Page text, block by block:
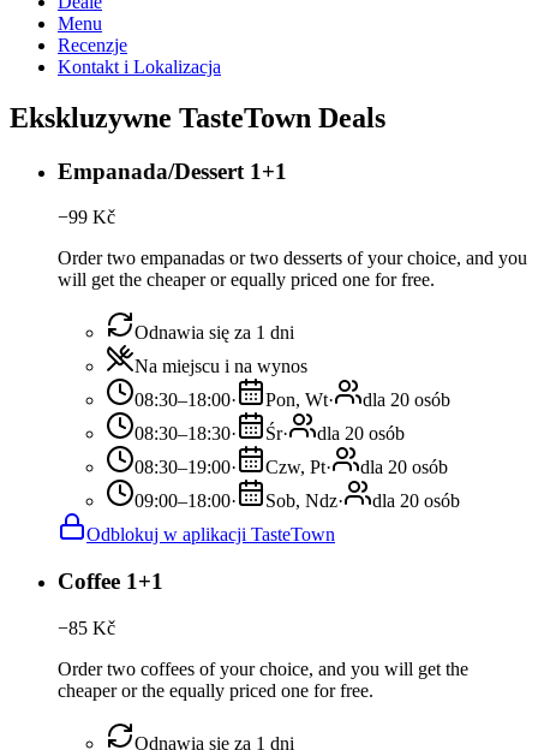
Menu
Recenzje
Kontakt i Lokalizacja
Ekskluzywne TasteTown Deals
Empanada/Dessert 1+1
−99 Kč
Order two empanadas or two desserts of your choice, and you
will get the cheaper or equally priced one for free.
Odnawia się za 1 dni
Na miejscu i na wynos
08:30–18:00· Pon, Wt·
dla 20 osób
08:30–18:30· Śr·
dla 20 osób
08:30–19:00· Czw, Pt·
dla 20 osób
09:00–18:00· Sob, Ndz·
dla 20 osób
Odblokuj w aplikacji TasteTown
Coffee 1+1
−85 Kč
Order two coffees of your choice, and you will get the
cheaper or the equally priced one for free.
Odnawia się za 1 dni